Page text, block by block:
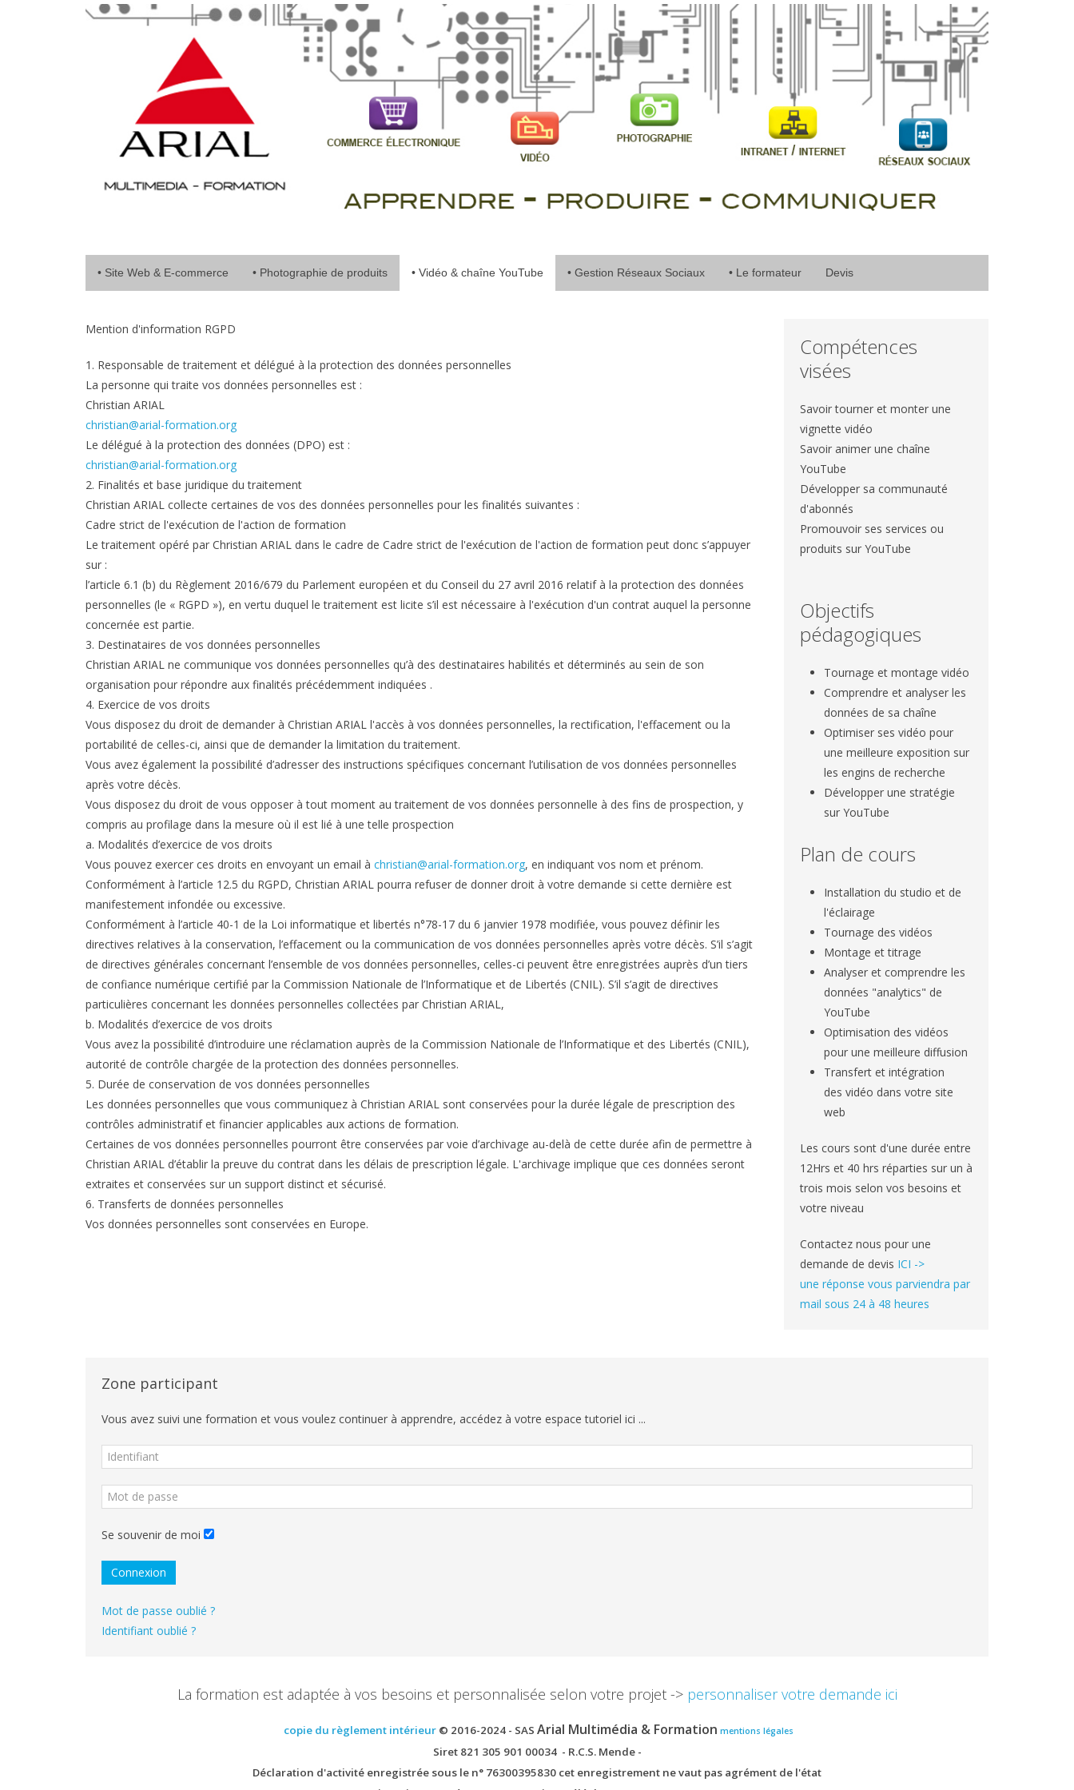
• Site Web & E-commerce • Photographie de produits • Vidéo & chaîne YouTube • Gestion Réseaux Sociaux • Le formateur Devis
Mention d'information RGPD
1. Responsable de traitement et délégué à la protection des données personnelles
La personne qui traite vos données personnelles est :
Christian ARIAL
christian@arial-formation.org
Le délégué à la protection des données (DPO) est :
christian@arial-formation.org
2. Finalités et base juridique du traitement
Christian ARIAL collecte certaines de vos des données personnelles pour les finalités suivantes :
Cadre strict de l'exécution de l'action de formation
Le traitement opéré par Christian ARIAL dans le cadre de Cadre strict de l'exécution de l'action de formation peut donc s’appuyer
sur :
l’article 6.1 (b) du Règlement 2016/679 du Parlement européen et du Conseil du 27 avril 2016 relatif à la protection des données
personnelles (le « RGPD »), en vertu duquel le traitement est licite s’il est nécessaire à l'exécution d'un contrat auquel la personne
concernée est partie.
3. Destinataires de vos données personnelles
Christian ARIAL ne communique vos données personnelles qu’à des destinataires habilités et déterminés au sein de son
organisation pour répondre aux finalités précédemment indiquées .
4. Exercice de vos droits
Vous disposez du droit de demander à Christian ARIAL l'accès à vos données personnelles, la rectification, l'effacement ou la
portabilité de celles-ci, ainsi que de demander la limitation du traitement.
Vous avez également la possibilité d’adresser des instructions spécifiques concernant l’utilisation de vos données personnelles
après votre décès.
Vous disposez du droit de vous opposer à tout moment au traitement de vos données personnelle à des fins de prospection, y
compris au profilage dans la mesure où il est lié à une telle prospection
a. Modalités d’exercice de vos droits
Vous pouvez exercer ces droits en envoyant un email à christian@arial-formation.org, en indiquant vos nom et prénom.
Conformément à l’article 12.5 du RGPD, Christian ARIAL pourra refuser de donner droit à votre demande si cette dernière est
manifestement infondée ou excessive.
Conformément à l’article 40-1 de la Loi informatique et libertés n°78-17 du 6 janvier 1978 modifiée, vous pouvez définir les
directives relatives à la conservation, l’effacement ou la communication de vos données personnelles après votre décès. S’il s’agit
de directives générales concernant l’ensemble de vos données personnelles, celles-ci peuvent être enregistrées auprès d’un tiers
de confiance numérique certifié par la Commission Nationale de l’Informatique et de Libertés (CNIL). S’il s’agit de directives
particulières concernant les données personnelles collectées par Christian ARIAL,
b. Modalités d’exercice de vos droits
Vous avez la possibilité d’introduire une réclamation auprès de la Commission Nationale de l’Informatique et des Libertés (CNIL),
autorité de contrôle chargée de la protection des données personnelles.
5. Durée de conservation de vos données personnelles
Les données personnelles que vous communiquez à Christian ARIAL sont conservées pour la durée légale de prescription des
contrôles administratif et financier applicables aux actions de formation.
Certaines de vos données personnelles pourront être conservées par voie d’archivage au-delà de cette durée afin de permettre à
Christian ARIAL d’établir la preuve du contrat dans les délais de prescription légale. L'archivage implique que ces données seront
extraites et conservées sur un support distinct et sécurisé.
6. Transferts de données personnelles
Vos données personnelles sont conservées en Europe.
Compétences
visées
Savoir tourner et monter une
vignette vidéo
Savoir animer une chaîne
YouTube
Développer sa communauté
d'abonnés
Promouvoir ses services ou
produits sur YouTube
Objectifs
pédagogiques
Tournage et montage vidéo
Comprendre et analyser les
données de sa chaîne
Optimiser ses vidéo pour
une meilleure exposition sur
les engins de recherche
Développer une stratégie
sur YouTube
Plan de cours
Installation du studio et de
l'éclairage
Tournage des vidéos
Montage et titrage
Analyser et comprendre les
données "analytics" de
YouTube
Optimisation des vidéos
pour une meilleure diffusion
Transfert et intégration
des vidéo dans votre site
web
Les cours sont d'une durée entre
12Hrs et 40 hrs réparties sur un à
trois mois selon vos besoins et
votre niveau
Contactez nous pour une
demande de devis ICI ->
une réponse vous parviendra par
mail sous 24 à 48 heures
Zone participant
Vous avez suivi une formation et vous voulez continuer à apprendre, accédez à votre espace tutoriel ici ...
Se souvenir de moi
Connexion
Mot de passe oublié ?
Identifiant oublié ?
La formation est adaptée à vos besoins et personnalisée selon votre projet -> personnaliser votre demande ici
copie du règlement intérieur © 2016-2024 - SAS Arial Multimédia & Formation mentions légales
Siret 821 305 901 00034 - R.C.S. Mende -
Déclaration d'activité enregistrée sous le n° 76300395830 cet enregistrement ne vaut pas agrément de l'état